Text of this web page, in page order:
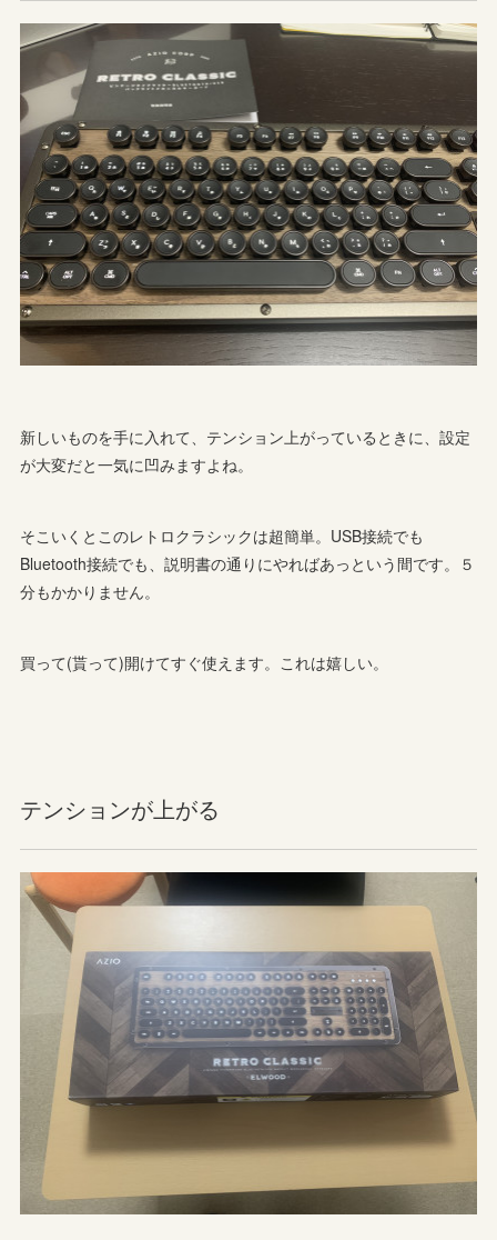
新しいものを手に入れて、テンション上がっているときに、設定
が大変だと一気に凹みますよね。
そこいくとこのレトロクラシックは超簡単。USB接続でも
Bluetooth接続でも、説明書の通りにやればあっという間です。５
分もかかりません。
買って(貰って)開けてすぐ使えます。これは嬉しい。
テンションが上がる